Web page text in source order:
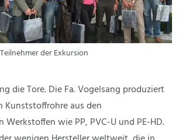
Teilnehmer der Exkursion
die Tore. Die Fa. Vogelsang produziert
Kunststoffrohre aus den
wie PP, PVC-U und PE-HD.